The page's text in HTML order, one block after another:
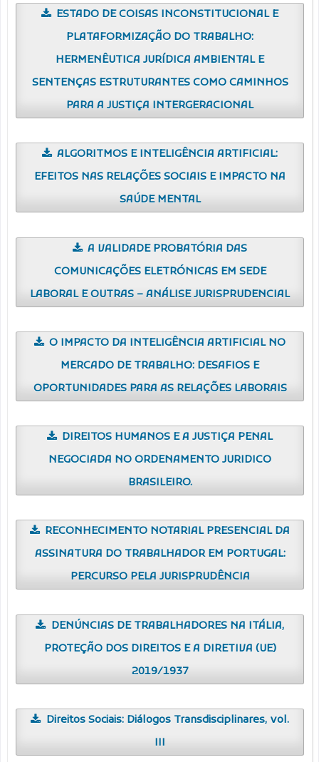
ESTADO DE COISAS INCONSTITUCIONAL E
PLATAFORMIZAÇÃO DO TRABALHO:
HERMENÊUTICA JURÍDICA AMBIENTAL E
SENTENÇAS ESTRUTURANTES COMO CAMINHOS
PARA A JUSTIÇA INTERGERACIONAL
ALGORITMOS E INTELIGÊNCIA ARTIFICIAL:
EFEITOS NAS RELAÇÕES SOCIAIS E IMPACTO NA
SAÚDE MENTAL
A VALIDADE PROBATÓRIA DAS
COMUNICAÇÕES ELETRÓNICAS EM SEDE
LABORAL E OUTRAS – ANÁLISE JURISPRUDENCIAL
O IMPACTO DA INTELIGÊNCIA ARTIFICIAL NO
MERCADO DE TRABALHO: DESAFIOS E
OPORTUNIDADES PARA AS RELAÇÕES LABORAIS
DIREITOS HUMANOS E A JUSTIÇA PENAL
NEGOCIADA NO ORDENAMENTO JURIDICO
BRASILEIRO.
RECONHECIMENTO NOTARIAL PRESENCIAL DA
ASSINATURA DO TRABALHADOR EM PORTUGAL:
PERCURSO PELA JURISPRUDÊNCIA
DENÚNCIAS DE TRABALHADORES NA ITÁLIA,
PROTEÇÃO DOS DIREITOS E A DIRETIVA (UE)
2019/1937
Direitos Sociais: Diálogos Transdisciplinares, vol.
III